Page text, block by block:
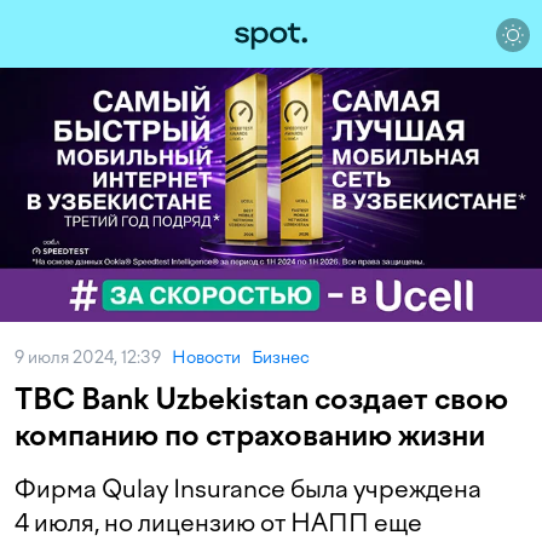
9 июля 2024, 12:39 Новости Бизнес
TBC Bank Uzbekistan создает свою
компанию по страхованию жизни
Фирма Qulay Insurance была учреждена
4 июля, но лицензию от НАПП еще